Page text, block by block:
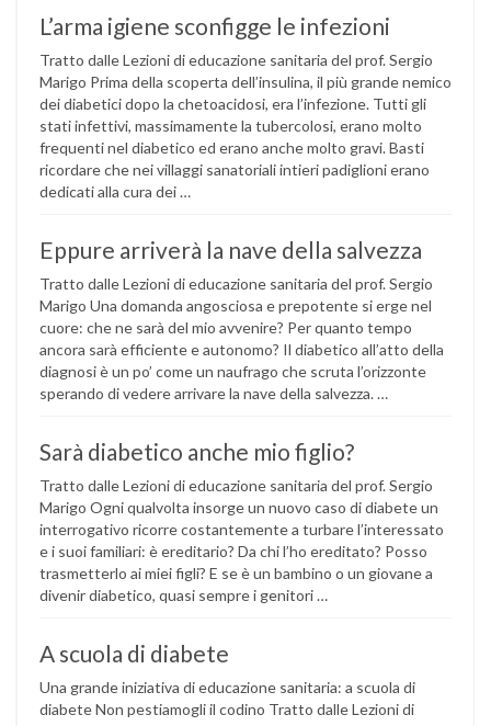
L’arma igiene sconfigge le infezioni
Tratto dalle Lezioni di educazione sanitaria del prof. Sergio
Marigo Prima della scoperta dell’insulina, il più grande nemico
dei diabetici dopo la chetoacidosi, era l’infezione. Tutti gli
stati infettivi, massimamente la tubercolosi, erano molto
frequenti nel diabetico ed erano anche molto gravi. Basti
ricordare che nei villaggi sanatoriali intieri padiglioni erano
dedicati alla cura dei …
Eppure arriverà la nave della salvezza
Tratto dalle Lezioni di educazione sanitaria del prof. Sergio
Marigo Una domanda angosciosa e prepotente si erge nel
cuore: che ne sarà del mio avvenire? Per quanto tempo
ancora sarà efficiente e autonomo? Il diabetico all’atto della
diagnosi è un po’ come un naufrago che scruta l’orizzonte
sperando di vedere arrivare la nave della salvezza. …
Sarà diabetico anche mio figlio?
Tratto dalle Lezioni di educazione sanitaria del prof. Sergio
Marigo Ogni qualvolta insorge un nuovo caso di diabete un
interrogativo ricorre costantemente a turbare l’interessato
e i suoi familiari: è ereditario? Da chi l’ho ereditato? Posso
trasmetterlo ai miei figli? E se è un bambino o un giovane a
divenir diabetico, quasi sempre i genitori …
A scuola di diabete
Una grande iniziativa di educazione sanitaria: a scuola di
diabete Non pestiamogli il codino Tratto dalle Lezioni di